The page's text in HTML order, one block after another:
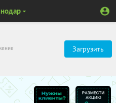
Загрузить